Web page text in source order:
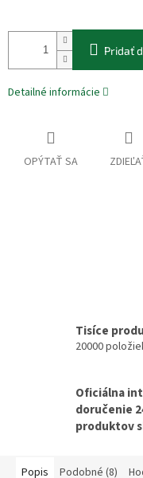
Pridať
Detailné informácie
OPÝTAŤ SA
Tisíce
20000
Oficiálna
doručenie
produktov
Popis Podobné (8)